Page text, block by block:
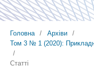
Головна / Архіви
/
Том 3 № 1 (2020):
/
Статті